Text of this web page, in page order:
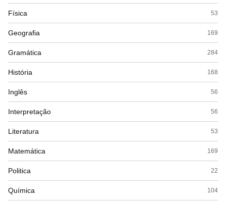
Física 53
Geografia 169
Gramática 284
História 168
Inglês 56
Interpretação 56
Literatura 53
Matemática 169
Politica 22
Química 104